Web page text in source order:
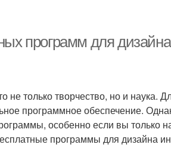
программ для
не только творчество, но и наука.
программное обеспечение.
особенно если вы только
программы для дизайна